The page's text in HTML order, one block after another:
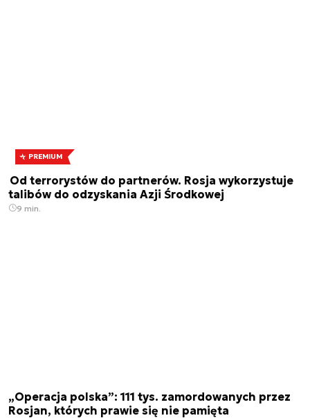
PREMIUM
Od terrorystów do partnerów. Rosja wykorzystuje
talibów do odzyskania Azji Środkowej
9 min.
„Operacja polska”: 111 tys. zamordowanych przez
Rosjan, których prawie się nie pamięta